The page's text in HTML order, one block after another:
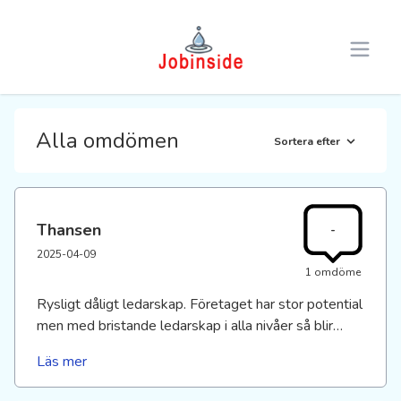
Open
Alla omdömen Sortera efter
Thansen
2025-04-09
-
1 omdöme
Rysligt dåligt ledarskap. Företaget har stor potential
men med bristande ledarskap i alla nivåer så blir
problematiskt för medarbetare och inte minst kund.
Läs mer